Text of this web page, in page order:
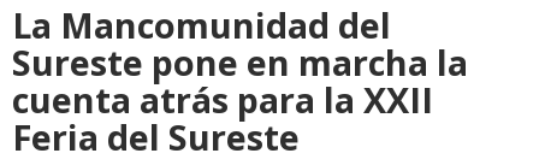
La Mancomunidad del
Sureste pone en marcha la
cuenta atrás para la XXII
Feria del Sureste